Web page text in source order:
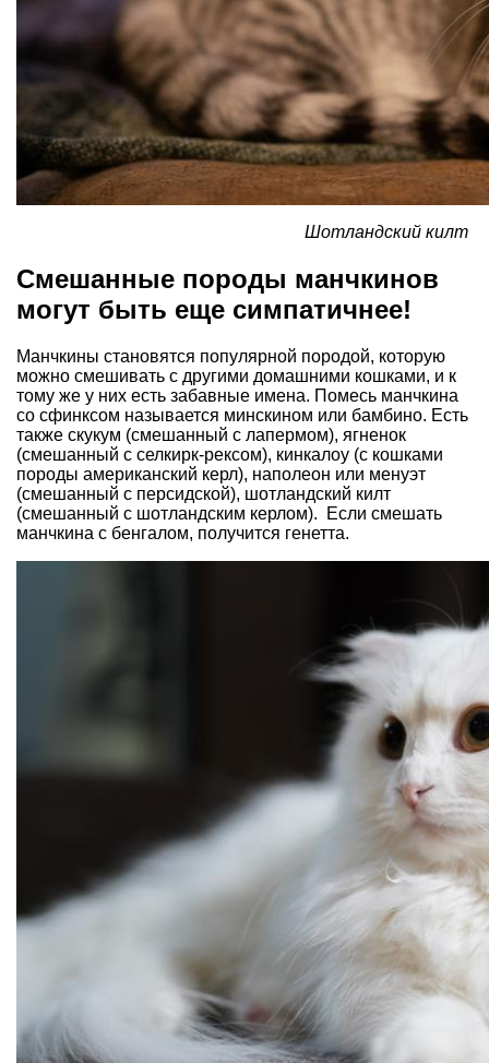
Шотландский килт
Смешанные породы манчкинов
могут быть еще симпатичнее!
Манчкины становятся популярной породой, которую
можно смешивать с другими домашними кошками, и к
тому же у них есть забавные имена. Помесь манчкина
со сфинксом называется минскином или бамбино. Есть
также скукум (смешанный с лапермом), ягненок
(смешанный с селкирк-рексом), кинкалоу (с кошками
породы американский керл), наполеон или менуэт
(смешанный с персидской), шотландский килт
(смешанный с шотландским керлом). Если смешать
манчкина с бенгалом, получится генетта.